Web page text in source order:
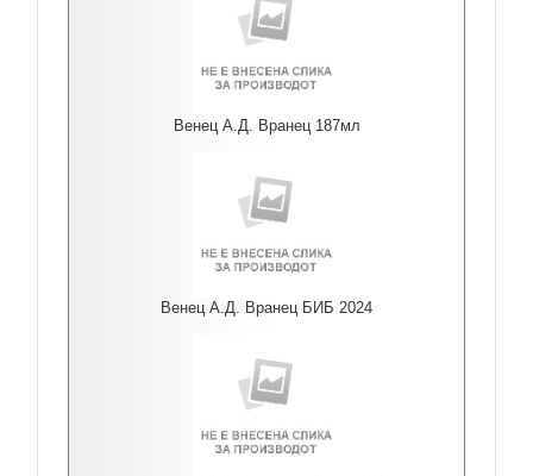
Венец А.Д. Вранец 187мл
Венец А.Д. Вранец БИБ 2024